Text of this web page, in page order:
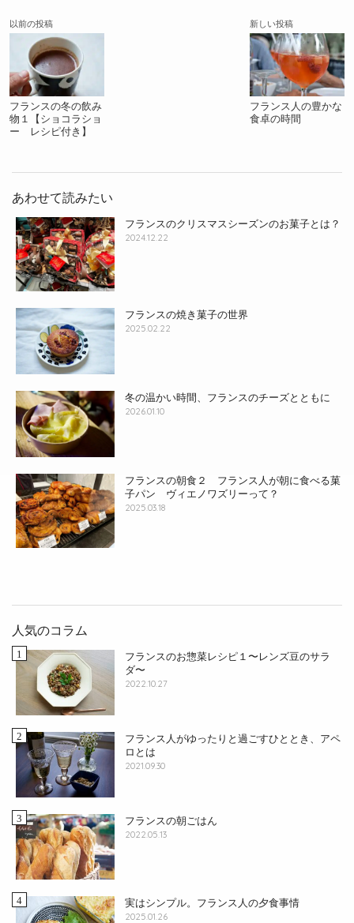
以前の投稿
フランスの冬の飲み
物１【ショコラショ
ー レシピ付き】
新しい投稿
フランス人の豊かな
食卓の時間
あわせて読みたい
フランスのクリスマスシーズンのお菓子とは？
2024.12.22
フランスの焼き菓子の世界
2025.02.22
冬の温かい時間、フランスのチーズとともに
2026.01.10
フランスの朝食２ フランス人が朝に食べる菓
子パン ヴィエノワズリーって？
2025.03.18
人気のコラム
フランスのお惣菜レシピ１〜レンズ豆のサラ
ダ〜
2022.10.27
フランス人がゆったりと過ごすひととき、アペ
ロとは
2021.09.30
フランスの朝ごはん
2022.05.13
実はシンプル。フランス人の夕食事情
2025.01.26